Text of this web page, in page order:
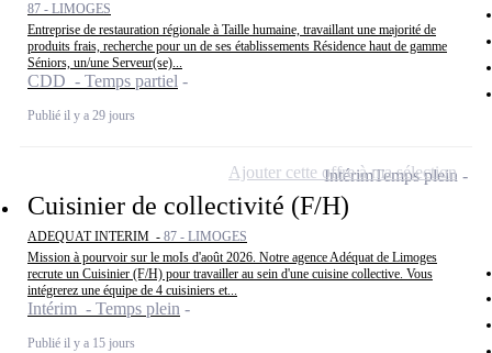
87 - LIMOGES
Entreprise de restauration régionale à Taille humaine, travaillant une majorité de
produits frais, recherche pour un de ses établissements Résidence haut de gamme
Séniors, un/une Serveur(se)...
CDD - Temps partiel
Publié il y a 29 jours
Cuisinier de collectivité (F/H)
ADEQUAT INTERIM - 87 - LIMOGES
Mission à pourvoir sur le moIs d'août 2026. Notre agence Adéquat de Limoges
recrute un Cuisinier (F/H) pour travailler au sein d'une cuisine collective. Vous
intégrerez une équipe de 4 cuisiniers et...
Intérim - Temps plein
Publié il y a 15 jours
IntérimTemps plein
Ajouter cette offre à ma sélection